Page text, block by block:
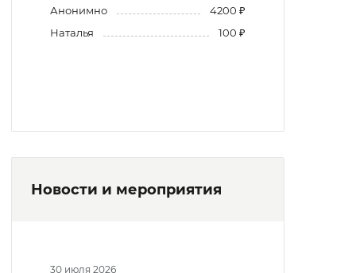
Анонимно
4200 ₽
Наталья
100 ₽
Новости и мероприятия
30 июля 2026